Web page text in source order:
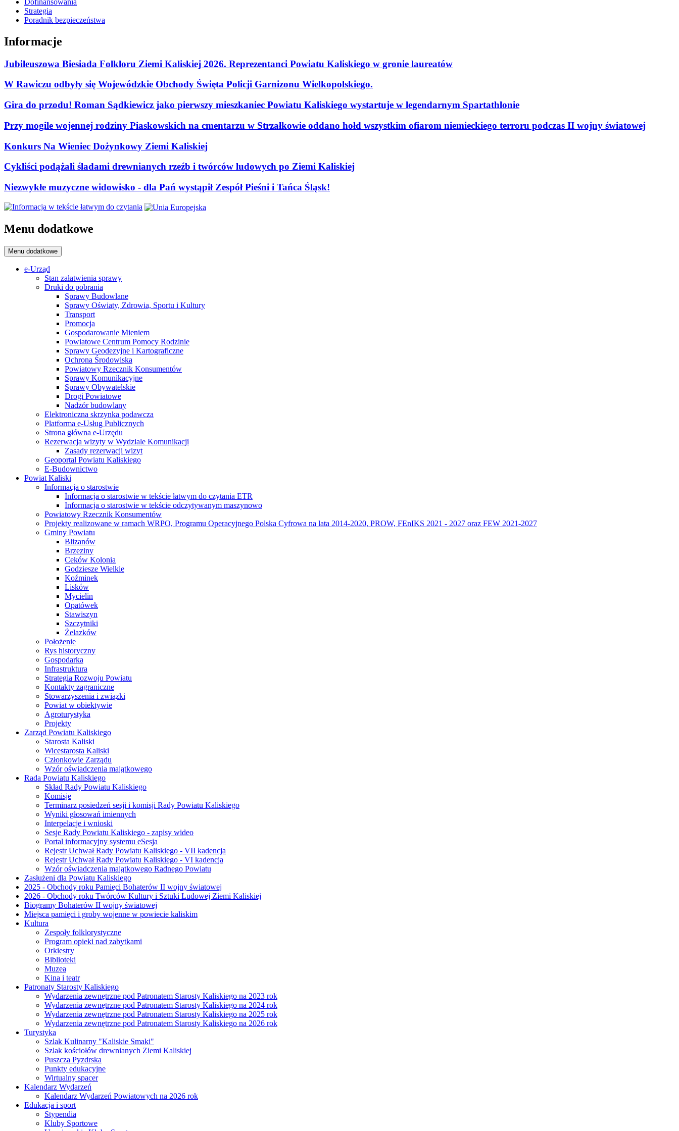
Dofinansowania
Strategia
Poradnik bezpieczeństwa
Informacje
Jubileuszowa Biesiada Folkloru Ziemi Kaliskiej 2026. Reprezentanci Powiatu Kaliskiego w gronie laureatów
W Rawiczu odbyły się Wojewódzkie Obchody Święta Policji Garnizonu Wielkopolskiego.
Gira do przodu! Roman Sądkiewicz jako pierwszy mieszkaniec Powiatu Kaliskiego wystartuje w legendarnym Spartathlonie
Przy mogile wojennej rodziny Piaskowskich na cmentarzu w Strzałkowie oddano hołd wszystkim ofiarom niemieckiego terroru podczas II wojny światowej
Konkurs Na Wieniec Dożynkowy Ziemi Kaliskiej
Cykliści podążali śladami drewnianych rzeźb i twórców ludowych po Ziemi Kaliskiej
Niezwykłe muzyczne widowisko - dla Pań wystąpił Zespół Pieśni i Tańca Śląsk!
Menu dodatkowe
Menu dodatkowe
e-Urząd
Stan załatwienia sprawy
Druki do pobrania
Sprawy Budowlane
Sprawy Oświaty, Zdrowia, Sportu i Kultury
Transport
Promocja
Gospodarowanie Mieniem
Powiatowe Centrum Pomocy Rodzinie
Sprawy Geodezyjne i Kartograficzne
Ochrona Środowiska
Powiatowy Rzecznik Konsumentów
Sprawy Komunikacyjne
Sprawy Obywatelskie
Drogi Powiatowe
Nadzór budowlany
Elektroniczna skrzynka podawcza
Platforma e-Usług Publicznych
Strona główna e-Urzędu
Rezerwacja wizyty w Wydziale Komunikacji
Zasady rezerwacji wizyt
Geoportal Powiatu Kaliskiego
E-Budownictwo
Powiat Kaliski
Informacja o starostwie
Informacja o starostwie w tekście łatwym do czytania ETR
Informacja o starostwie w tekście odczytywanym maszynowo
Powiatowy Rzecznik Konsumentów
Projekty realizowane w ramach WRPO, Programu Operacyjnego Polska Cyfrowa na lata 2014-2020, PROW, FEnIKS 2021 - 2027 oraz FEW 2021-2027
Gminy Powiatu
Blizanów
Brzeziny
Ceków Kolonia
Godziesze Wielkie
Koźminek
Lisków
Mycielin
Opatówek
Stawiszyn
Szczytniki
Żelazków
Położenie
Rys historyczny
Gospodarka
Infrastruktura
Strategia Rozwoju Powiatu
Kontakty zagraniczne
Stowarzyszenia i związki
Powiat w obiektywie
Agroturystyka
Projekty
Zarząd Powiatu Kaliskiego
Starosta Kaliski
Wicestarosta Kaliski
Członkowie Zarządu
Wzór oświadczenia majątkowego
Rada Powiatu Kaliskiego
Skład Rady Powiatu Kaliskiego
Komisje
Terminarz posiedzeń sesji i komisji Rady Powiatu Kaliskiego
Wyniki głosowań imiennych
Interpelacje i wnioski
Sesje Rady Powiatu Kaliskiego - zapisy wideo
Portal informacyjny systemu eSesja
Rejestr Uchwał Rady Powiatu Kaliskiego - VII kadencja
Rejestr Uchwał Rady Powiatu Kaliskiego - VI kadencja
Wzór oświadczenia majątkowego Radnego Powiatu
Zasłużeni dla Powiatu Kaliskiego
2025 - Obchody roku Pamięci Bohaterów II wojny światowej
2026 - Obchody roku Twórców Kultury i Sztuki Ludowej Ziemi Kaliskiej
Biogramy Bohaterów II wojny światowej
Miejsca pamięci i groby wojenne w powiecie kaliskim
Kultura
Zespoły folklorystyczne
Program opieki nad zabytkami
Orkiestry
Biblioteki
Muzea
Kina i teatr
Patronaty Starosty Kaliskiego
Wydarzenia zewnętrzne pod Patronatem Starosty Kaliskiego na 2023 rok
Wydarzenia zewnętrzne pod Patronatem Starosty Kaliskiego na 2024 rok
Wydarzenia zewnętrzne pod Patronatem Starosty Kaliskiego na 2025 rok
Wydarzenia zewnętrzne pod Patronatem Starosty Kaliskiego na 2026 rok
Turystyka
Szlak Kulinarny "Kaliskie Smaki"
Szlak kościołów drewnianych Ziemi Kaliskiej
Puszcza Pyzdrska
Punkty edukacyjne
Wirtualny spacer
Kalendarz Wydarzeń
Kalendarz Wydarzeń Powiatowych na 2026 rok
Edukacja i sport
Stypendia
Kluby Sportowe